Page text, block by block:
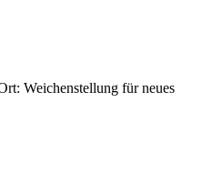
Weichenstellung für neues